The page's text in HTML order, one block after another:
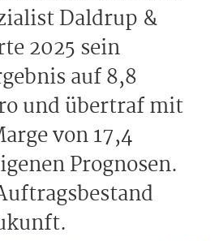
Daldrup &
2025 sein
auf 8,8
und übertraf mit
von 17,4
Prognosen.